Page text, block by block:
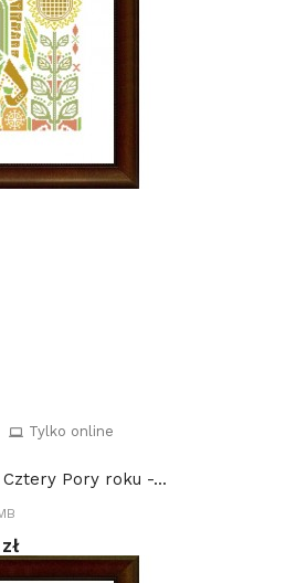
Tylko online
Pory roku -...